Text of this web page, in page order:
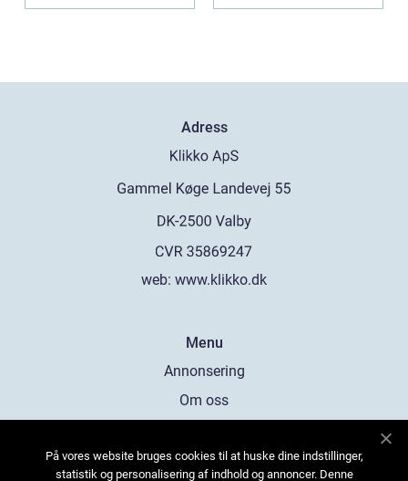
Adress
web: www.klikko.dk
Menu
Annonsering
Om oss
Kontakta oss
På vores website bruges cookies til at huske dine indstillinger,
statistik og personalisering af indhold og annoncer. Denne